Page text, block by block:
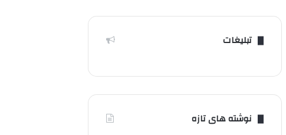
تبلیغات
نوشته های تازه